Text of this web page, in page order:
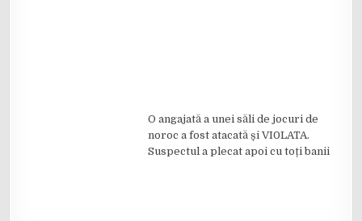
O angajată a unei săli de jocuri de
noroc a fost atacată și VI0LATA.
Suspectul a plecat apoi cu toți banii